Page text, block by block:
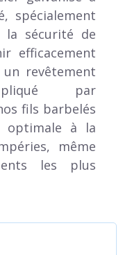
spécialement
la sécurité de
efficacement
revêtement
par
fils barbelés
optimale à la
même
les plus